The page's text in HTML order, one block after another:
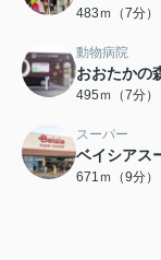
483ｍ（7分）
動物病院
おおたかの
495ｍ（7分）
スーパー
ベイシアス
671ｍ（9分）